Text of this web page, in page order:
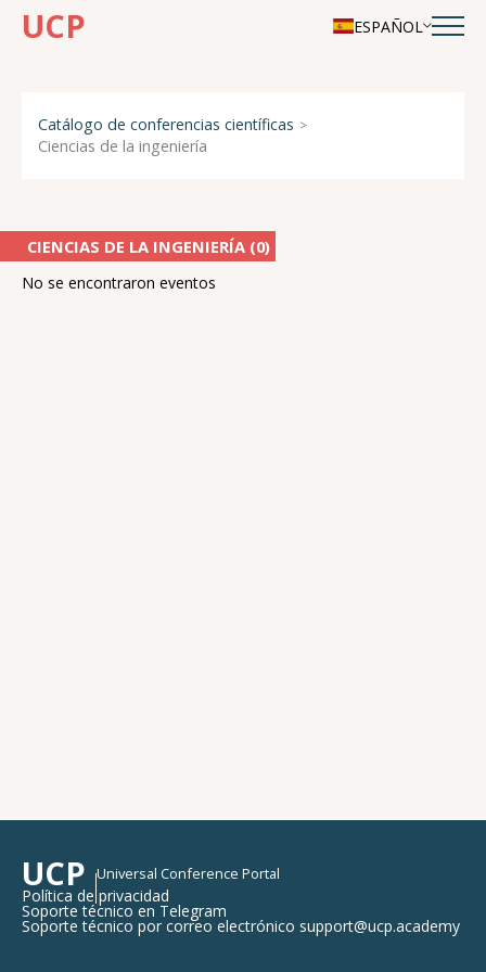
UCP ESPAÑOL
Catálogo de conferencias científicas
Ciencias de la ingeniería
CIENCIAS DE LA INGENIERÍA (0)
No se encontraron eventos
UCP Universal Conference Portal
Política de privacidad
Soporte técnico en Telegram
Soporte técnico por correo electrónico support@ucp.academy